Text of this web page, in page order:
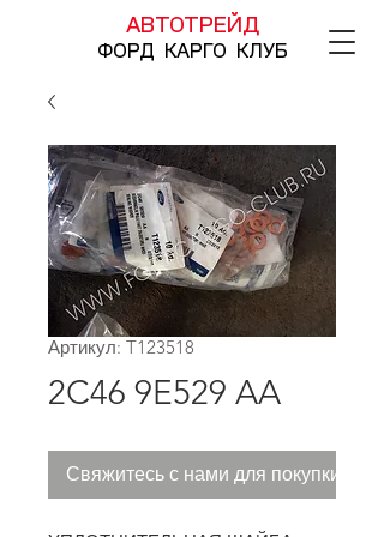
АВТОТРЕЙД
ФОРД КАРГО КЛУБ
Артикул: T123518
2C46 9E529 AA
Свяжитесь с нами для покупки